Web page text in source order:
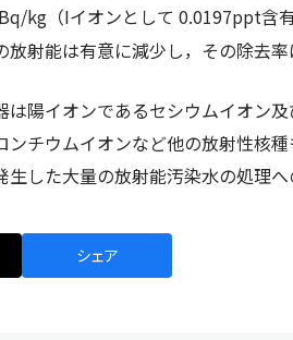
kg（Iイオンとして 0.0197ppt含
放射能は有意に減少し，その除去率
は陽イオンであるセシウムイオン
ンチウムイオンなど他の放射性核
生した大量の放射能汚染水の処理
シェア